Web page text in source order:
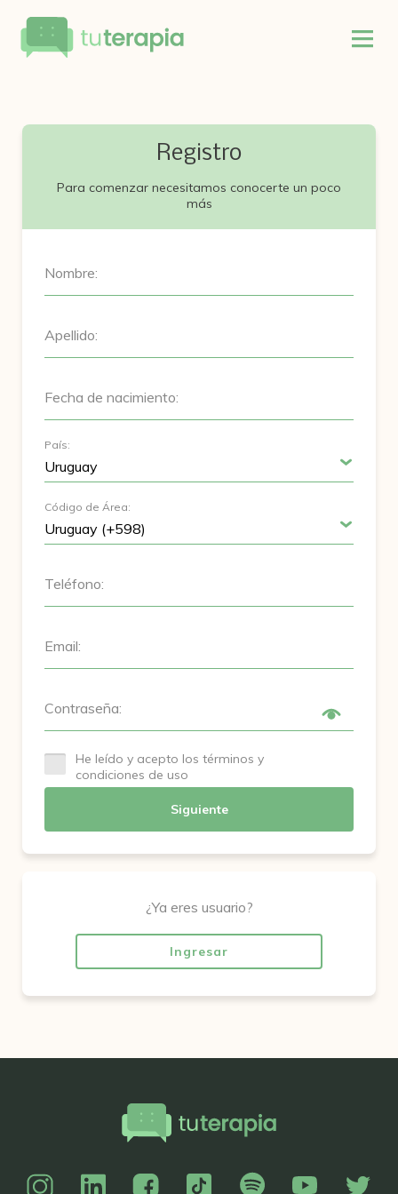
Registro
Para comenzar necesitamos conocerte un poco
más
Nombre:
Apellido:
Fecha de nacimiento:
País:
Código de Área:
Teléfono:
Email:
Contraseña:
He leído y acepto los términos y
condiciones de uso
Siguiente
¿Ya eres usuario?
Ingresar